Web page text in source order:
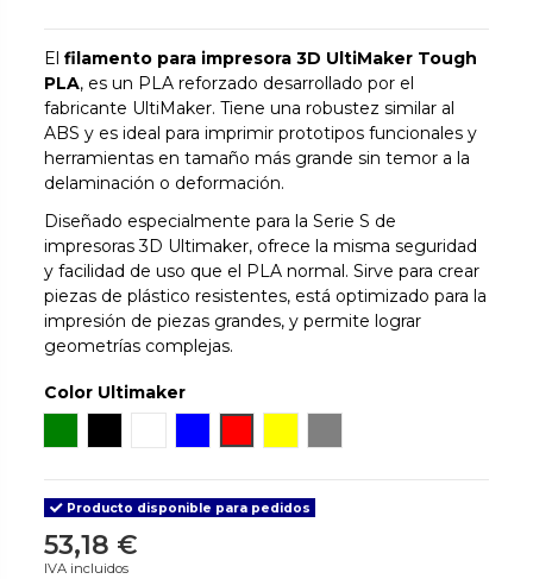
Elfilamento para impresora 3D UltiMaker Tough
PLA, es un PLA reforzado desarrollado por el
fabricante UltiMaker. Tiene una robustez similar al
ABS y es ideal para imprimir prototipos funcionales y
herramientas en tamaño más grande sin temor a la
delaminación o deformación.
Diseñado especialmente para la Serie S de
impresoras 3D Ultimaker, ofrece la misma seguridad
y facilidad de uso que el PLA normal. Sirve para crear
piezas de plástico resistentes, está optimizado para la
impresión de piezas grandes, y permite lograr
geometrías complejas.
Color Ultimaker
Producto disponible para pedidos
53,18 €
IVA incluidos